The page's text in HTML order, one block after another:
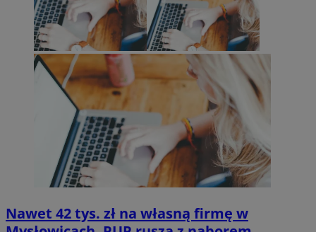
Nawet 42 tys. zł na własną firmę w